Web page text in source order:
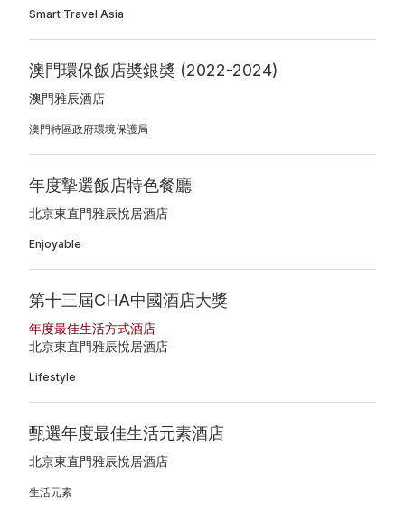
Smart Travel Asia
澳門環保飯店奬銀奬 (2022-2024)
澳門雅辰酒店
澳門特區政府環境保護局
年度摯選飯店特色餐廳
北京東直門雅辰悅居酒店
Enjoyable
第十三屆CHA中國酒店大獎
年度最佳生活方式酒店
北京東直門雅辰悅居酒店
Lifestyle
甄選年度最佳生活元素酒店
北京東直門雅辰悅居酒店
生活元素